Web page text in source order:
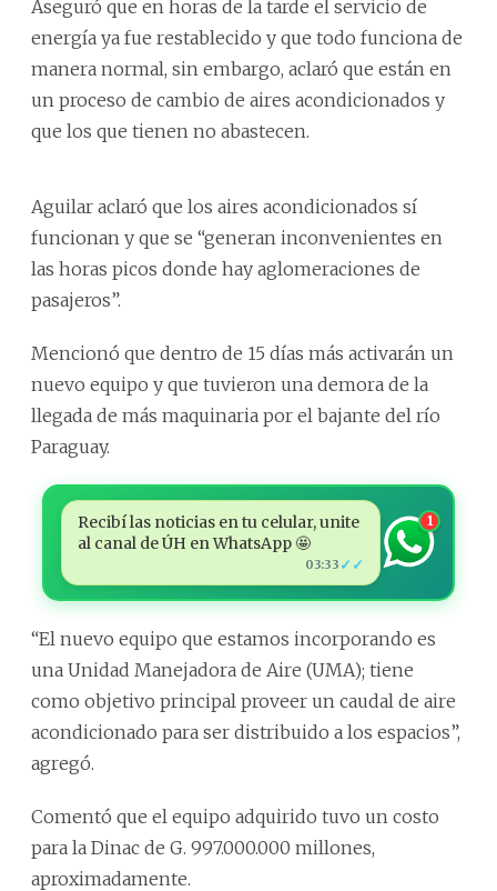
Aseguró que en horas de la tarde el servicio de
energía ya fue restablecido y que todo funciona de
manera normal, sin embargo, aclaró que están en
un proceso de cambio de aires acondicionados y
que los que tienen no abastecen.
Aguilar aclaró que los aires acondicionados sí
funcionan y que se “generan inconvenientes en
las horas picos donde hay aglomeraciones de
pasajeros”.
Mencionó que dentro de 15 días más activarán un
nuevo equipo y que tuvieron una demora de la
llegada de más maquinaria por el bajante del río
Paraguay.
Recibí las noticias en tu celular, unite
al canal de ÚH en WhatsApp 🤩
03:33 ✓✓
1
“El nuevo equipo que estamos incorporando es
una Unidad Manejadora de Aire (UMA); tiene
como objetivo principal proveer un caudal de aire
acondicionado para ser distribuido a los espacios”,
agregó.
Comentó que el equipo adquirido tuvo un costo
para la Dinac de G. 997.000.000 millones,
aproximadamente.